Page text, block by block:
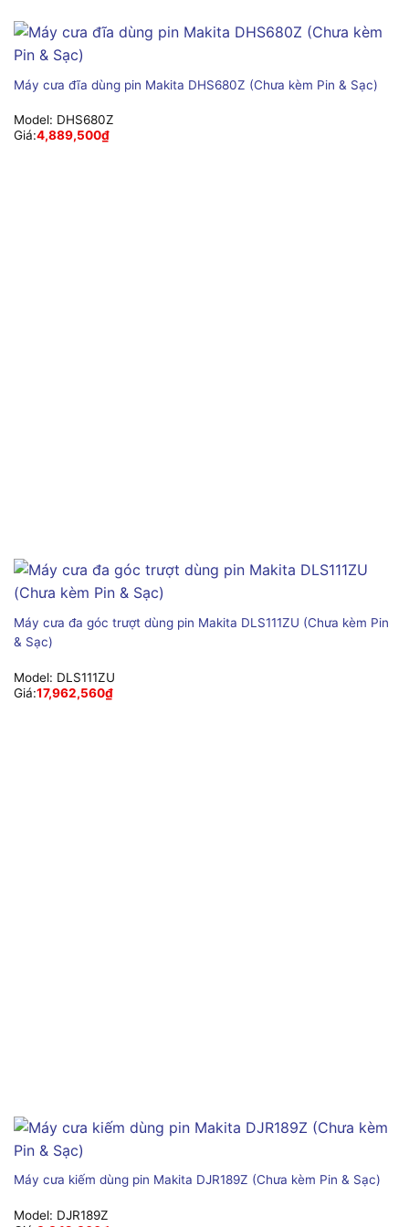
Máy cưa đĩa dùng pin Makita DHS680Z (Chưa kèm Pin & Sạc)
Model: DHS680Z
Giá:4,889,500₫
Máy cưa đa góc trượt dùng pin Makita DLS111ZU (Chưa kèm Pin
& Sạc)
Model: DLS111ZU
Giá:17,962,560₫
Máy cưa kiếm dùng pin Makita DJR189Z (Chưa kèm Pin & Sạc)
Model: DJR189Z